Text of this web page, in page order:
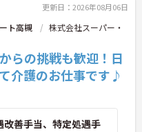
合えるため、
職場です。
も！」という
、入社1日
フジキャタ提
提案に目を通
ス向上につな
組めます。
更新日：2026年08月06日
ト高槻
株式会社スーパー・
らの挑戦も歓迎！日
介護のお仕事です♪
改善手当、特定処遇手